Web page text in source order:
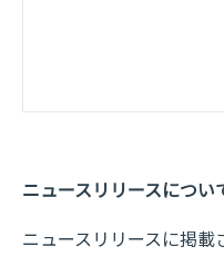
ニュースリリースについ
ニュースリリースに掲